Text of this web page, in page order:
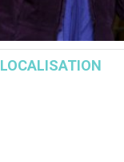
LOCALISATION